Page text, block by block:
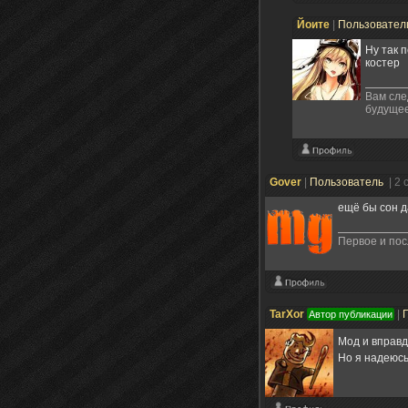
Йоите
Ну так
костер
Вам
Gover Пользователь
| 2
ещё бы сон
Первое и
TarXor Автор публикации
Мод и
Но я